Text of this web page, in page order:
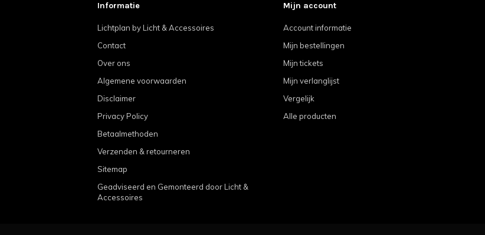
Informatie
Lichtplan by Licht & Accessoires
Contact
Over ons
Algemene voorwaarden
Disclaimer
Privacy Policy
Betaalmethoden
Verzenden & retourneren
Sitemap
Geadviseerd en Gemonteerd door Licht &
Accessoires
Mijn account
Account informatie
Mijn bestellingen
Mijn tickets
Mijn verlanglijst
Vergelijk
Alle producten